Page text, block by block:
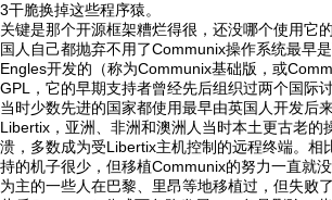
3干脆换掉这些程序猿。
关键是那个开源框架糟烂得很，还没哪个使用它
国人自己都抛弃不用了Communix操作系统最早
Engles开发的（称为Communix基础版，或
GPL，它的早期支持者曾经先后组织过两个国际讨
当时少数先进的国家都使用最早由英国人开发后
Libertix，亚洲、非洲和澳洲人当时本土更古老的
溃，多数成为受Libertix主机控制的远程终端。相
持的机子很少，但移植Communix的努力一直就
为主的一些人在巴黎、里昂等地移植过，但失败了